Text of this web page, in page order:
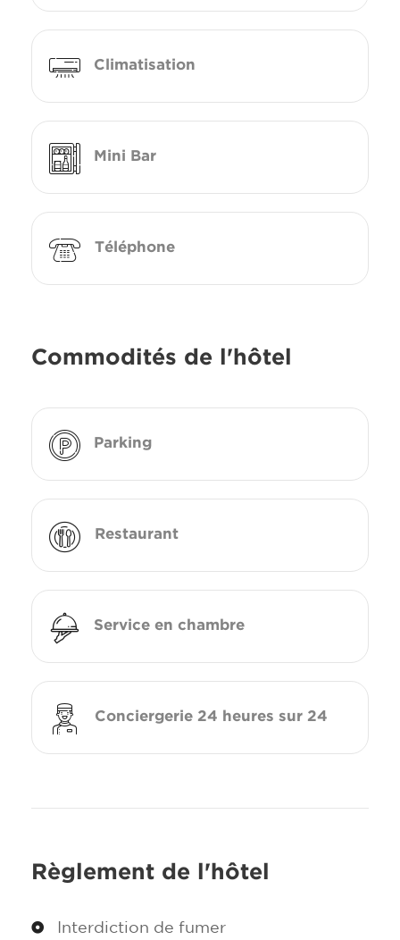
Climatisation
Mini Bar
Téléphone
Commodités de l'hôtel
Parking
Restaurant
Service en chambre
Conciergerie 24 heures sur 24
Règlement de l'hôtel
Interdiction de fumer